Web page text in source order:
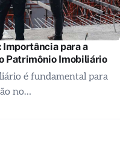
Importância para a
Patrimônio Imobiliário
é fundamental para
no…